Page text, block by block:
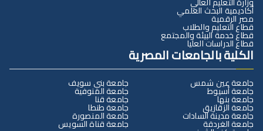
أكاديمية البحث العلمي
مصر الرقمية
قطاع التعليم والطلاب
قطاع خدمة البيئة والمجتمع
قطاع الدراسات العليا
الكلية بالجامعات المصرية
جامعة عين شمس
جامعة أسيوط
جامعة بنها
جامعة الزقازيق
جامعة مدينة السادات
جامعة الغردقة
جامعة بني سويف
جامعة المنوفية
جامعة قنا
جامعة طنطا
جامعة المنصورة
جامعة قناة السويس